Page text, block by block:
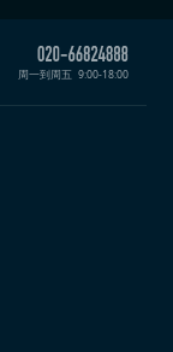
周一到周五 9:00-18:00